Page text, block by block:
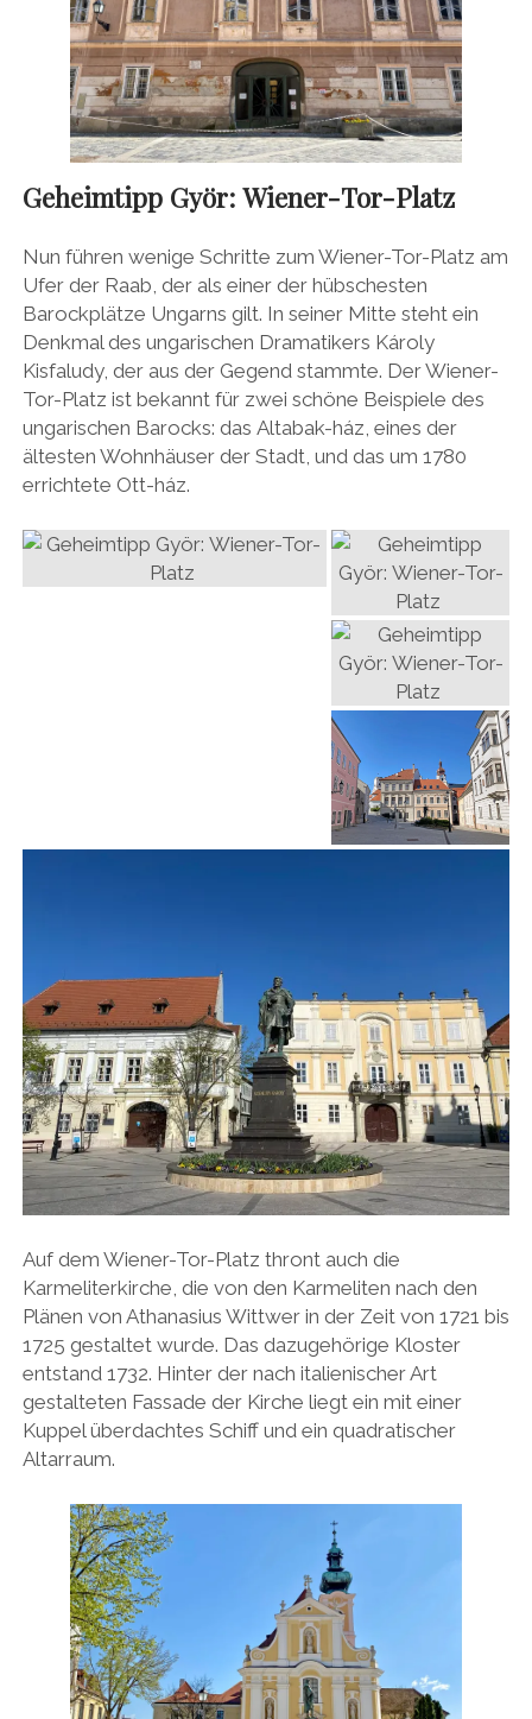
Geheimtipp Györ: Wiener-Tor-Platz
Nun führen wenige Schritte zum Wiener-Tor-Platz am
Ufer der Raab, der als einer der hübschesten
Barockplätze Ungarns gilt. In seiner Mitte steht ein
Denkmal des ungarischen Dramatikers Károly
Kisfaludy, der aus der Gegend stammte. Der Wiener-
Tor-Platz ist bekannt für zwei schöne Beispiele des
ungarischen Barocks: das Altabak-ház, eines der
ältesten Wohnhäuser der Stadt, und das um 1780
errichtete Ott-ház.
Auf dem Wiener-Tor-Platz thront auch die
Karmeliterkirche, die von den Karmeliten nach den
Plänen von Athanasius Wittwer in der Zeit von 1721 bis
1725 gestaltet wurde. Das dazugehörige Kloster
entstand 1732. Hinter der nach italienischer Art
gestalteten Fassade der Kirche liegt ein mit einer
Kuppel überdachtes Schiff und ein quadratischer
Altarraum.